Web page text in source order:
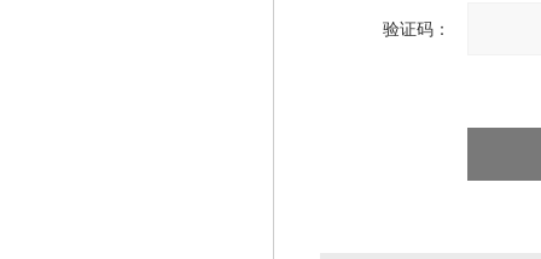
验证码：